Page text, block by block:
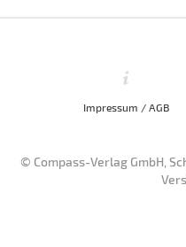
Impressum / AGB
© Compass-Verlag GmbH,